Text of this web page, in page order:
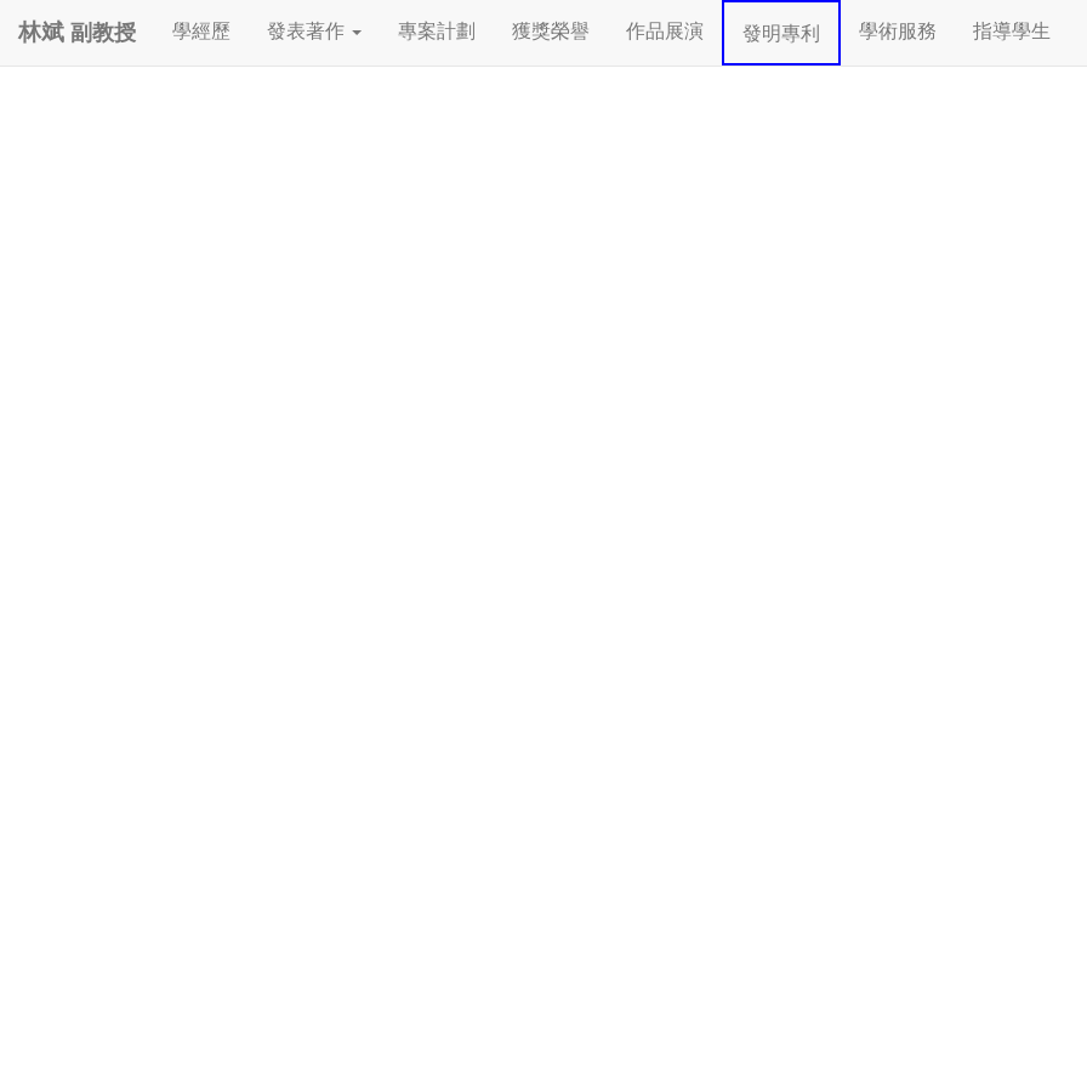
林斌 副教授 學經歷 發表著作 專案計劃 獲獎榮譽 作品展演 發明專利 學術服務 指導學生